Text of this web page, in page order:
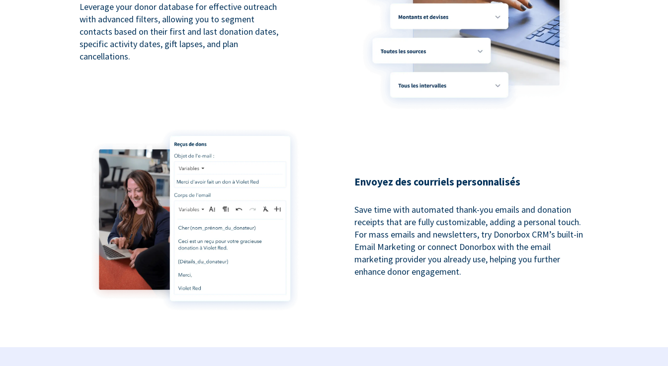
Leverage your donor database for effective outreach
with advanced filters, allowing you to segment
contacts based on their first and last donation dates,
specific activity dates, gift lapses, and plan
cancellations.
Envoyez des courriels personnalisés
Save time with automated thank-you emails and donation
receipts that are fully customizable, adding a personal touch.
For mass emails and newsletters, try Donorbox CRM’s built-in
Email Marketing or connect Donorbox with the email
marketing provider you already use, helping you further
enhance donor engagement.